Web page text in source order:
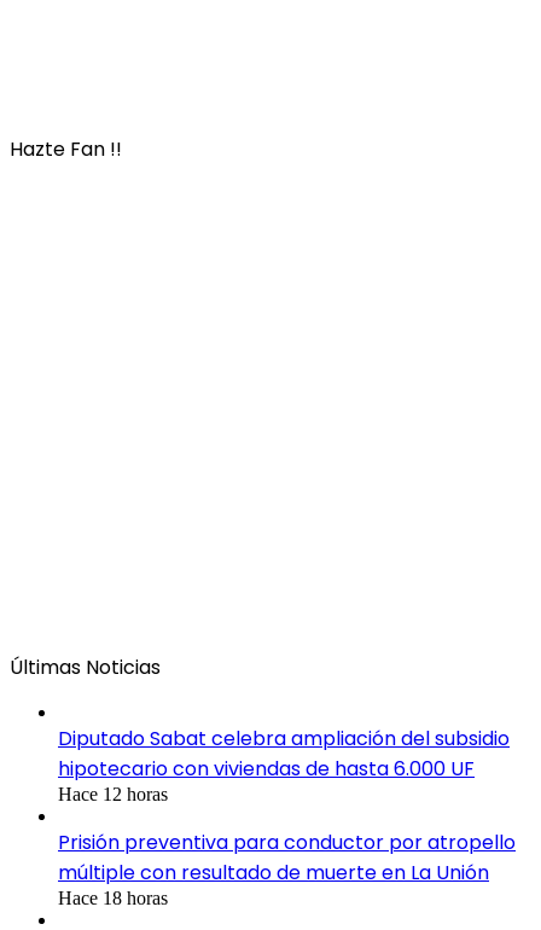
Hazte Fan !!
Últimas Noticias
Diputado Sabat celebra ampliación del subsidio
hipotecario con viviendas de hasta 6.000 UF
Hace 12 horas
Prisión preventiva para conductor por atropello
múltiple con resultado de muerte en La Unión
Hace 18 horas